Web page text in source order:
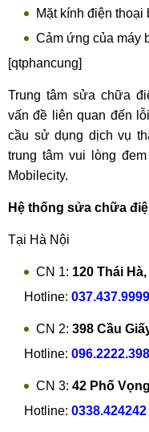
Mặt kính điện thoại
Cảm ứng của máy
[qtphancung]
Trung tâm sửa chữa
vấn đề liên quan đến
cầu sử dụng dịch vụ
trung tâm vui lòng
Mobilecity.
Hệ thống sửa chữa
Tại Hà Nội
CN 1: 120 Thái
Hotline: 037.437.9999
CN 2: 398 Cầu
Hotline: 096.2222.398
CN 3: 42 Phố
Hotline: 0338.424242